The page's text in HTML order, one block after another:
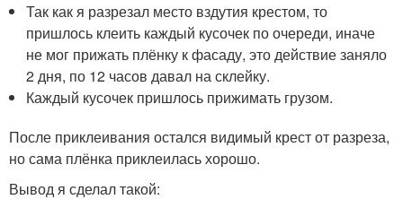
Так как я разрезал место вздутия крестом, то
пришлось клеить каждый кусочек по очереди, иначе
не мог прижать плёнку к фасаду, это действие заняло
2 дня, по 12 часов давал на склейку.
Каждый кусочек пришлось прижимать грузом.
После приклеивания остался видимый крест от разреза,
но сама плёнка приклеилась хорошо.
Вывод я сделал такой: